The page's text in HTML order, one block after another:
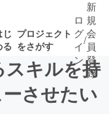
じ
る
プロジェクト
をさがす
ロ
グ
イ
ン
/
新
規
会
員
登
録
スキルを持
させたい